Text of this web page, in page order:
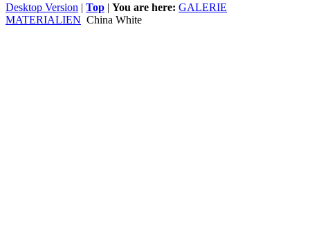
Desktop Version | Top | You are here: GALERIE
MATERIALIEN China White